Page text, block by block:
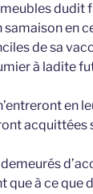
dudit
en
de sa
à ladite
en
acquittées
que à ce que